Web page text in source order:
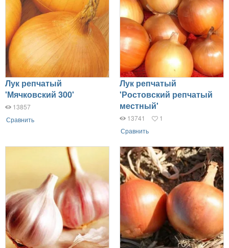
Лук репчатый
'Мячковский 300'
13857
Сравнить
Лук репчатый
'Ростовский репчатый
местный'
13741
1
Сравнить